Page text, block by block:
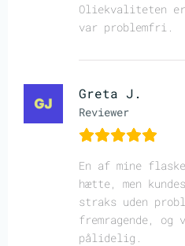
Oliekvaliteten
var problemfri.
Greta J.
Reviewer
En af mine
hætte, men
straks uden
fremragende, og
pålidelig.